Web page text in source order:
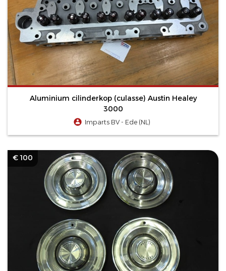
Aluminium cilinderkop (culasse) Austin Healey
3000
Imparts BV - Ede (NL)
€ 100